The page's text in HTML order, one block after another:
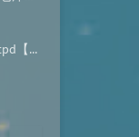
docker环境下httpd【镜像构建】